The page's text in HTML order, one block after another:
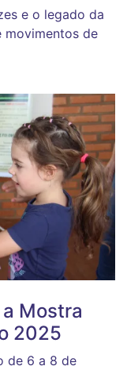
e o legado da
movimentos de
Mostra
2025
de 6 a 8 de